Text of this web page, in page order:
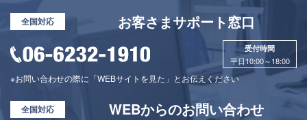
全国対応 お客さまサポート窓口
受付時間
平日10:00～18:00
※お問い合わせの際に「WEBサイトを見た」とお伝えください
全国対応 WEBからのお問い合わせ